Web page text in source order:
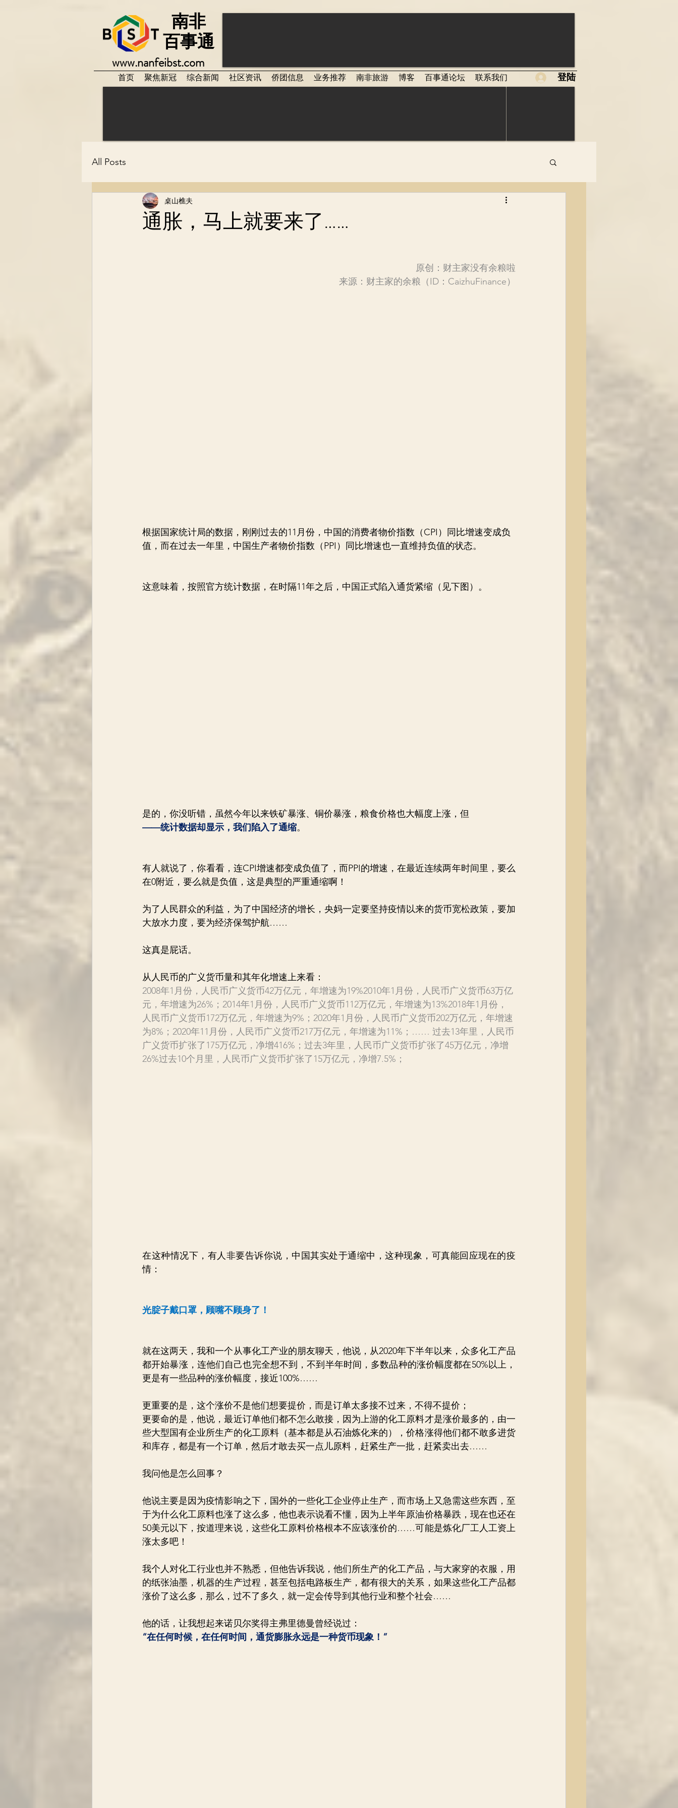
www.nanfeibst.com
百事通
南非
登陆
首页 聚焦新冠 综合新闻 社区资讯 侨团信息 业务推荐 南非旅游 博客 百事通论坛 联系我们
All Posts
通胀，马上就要来了……
桌山樵夫
原创：财主家没有余粮啦
来源：财主家的余粮（ID：CaizhuFinance）
根据国家统计局的数据，刚刚过去的11月份，中国的消费者物价指数（CPI）同比增速变成负
值，而在过去一年里，中国生产者物价指数（PPI）同比增速也一直维持负值的状态。
这意味着，按照官方统计数据，在时隔11年之后，中国正式陷入通货紧缩（见下图）。
是的，你没听错，虽然今年以来铁矿暴涨、铜价暴涨，粮食价格也大幅度上涨，但
——统计数据却显示，我们陷入了通缩。
有人就说了，你看看，连CPI增速都变成负值了，而PPI的增速，在最近连续两年时间里，要么
在0附近，要么就是负值，这是典型的严重通缩啊！
为了人民群众的利益，为了中国经济的增长，央妈一定要坚持疫情以来的货币宽松政策，要加
大放水力度，要为经济保驾护航……
这真是屁话。
从人民币的广义货币量和其年化增速上来看：
2008年1月份，人民币广义货币42万亿元，年增速为19%2010年1月份，人民币广义货币63万亿
元，年增速为26%；2014年1月份，人民币广义货币112万亿元，年增速为13%2018年1月份，
人民币广义货币172万亿元，年增速为9%；2020年1月份，人民币广义货币202万亿元，年增速
为8%；2020年11月份，人民币广义货币217万亿元，年增速为11%；…… 过去13年里，人民币
广义货币扩张了175万亿元，净增416%；过去3年里，人民币广义货币扩张了45万亿元，净增
26%过去10个月里，人民币广义货币扩张了15万亿元，净增7.5%；
在这种情况下，有人非要告诉你说，中国其实处于通缩中，这种现象，可真能回应现在的疫
情：
光腚子戴口罩，顾嘴不顾身了！
就在这两天，我和一个从事化工产业的朋友聊天，他说，从2020年下半年以来，众多化工产品
都开始暴涨，连他们自己也完全想不到，不到半年时间，多数品种的涨价幅度都在50%以上，
更是有一些品种的涨价幅度，接近100%……
更重要的是，这个涨价不是他们想要提价，而是订单太多接不过来，不得不提价；
更要命的是，他说，最近订单他们都不怎么敢接，因为上游的化工原料才是涨价最多的，由一
些大型国有企业所生产的化工原料（基本都是从石油炼化来的），价格涨得他们都不敢多进货
和库存，都是有一个订单，然后才敢去买一点儿原料，赶紧生产一批，赶紧卖出去……
我问他是怎么回事？
他说主要是因为疫情影响之下，国外的一些化工企业停止生产，而市场上又急需这些东西，至
于为什么化工原料也涨了这么多，他也表示说看不懂，因为上半年原油价格暴跌，现在也还在
50美元以下，按道理来说，这些化工原料价格根本不应该涨价的……可能是炼化厂工人工资上
涨太多吧！
我个人对化工行业也并不熟悉，但他告诉我说，他们所生产的化工产品，与大家穿的衣服，用
的纸张油墨，机器的生产过程，甚至包括电路板生产，都有很大的关系，如果这些化工产品都
涨价了这么多，那么，过不了多久，就一定会传导到其他行业和整个社会……
他的话，让我想起来诺贝尔奖得主弗里德曼曾经说过：
“在任何时候，在任何时间，通货膨胀永远是一种货币现象！”